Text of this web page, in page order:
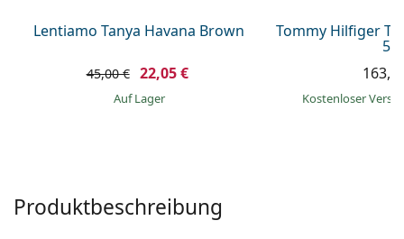
Lentiamo Tanya Havana Brown
45,00 € 22,05 €
auf Lager
Tommy Hilfiger
55
Kostenloser
Produktbeschreibung